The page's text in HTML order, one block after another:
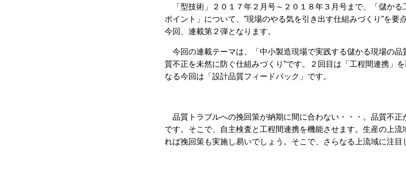
「型技術」２０１７年２月号～２０１８年３月号まで、「儲か
ポイント」について、”現場のやる気を引き出す仕組みづくり”を要
今回、連載第２弾となります。
今回の連載テーマは、「中小製造現場で実践する儲かる現場の品
質不正を未然に防ぐ仕組みづくり”です。
２回目は「工程間連携」
なる今回は「設計品質フィードバック」です。
品質トラブルへの挽回策が納期に間に合わない・・・。品質不正
です。 そこで、自主検査と工程間連携を機能させます。生産の上流
れば挽回策も実施し易いでしょう。そこで、さらなる上流域に注目